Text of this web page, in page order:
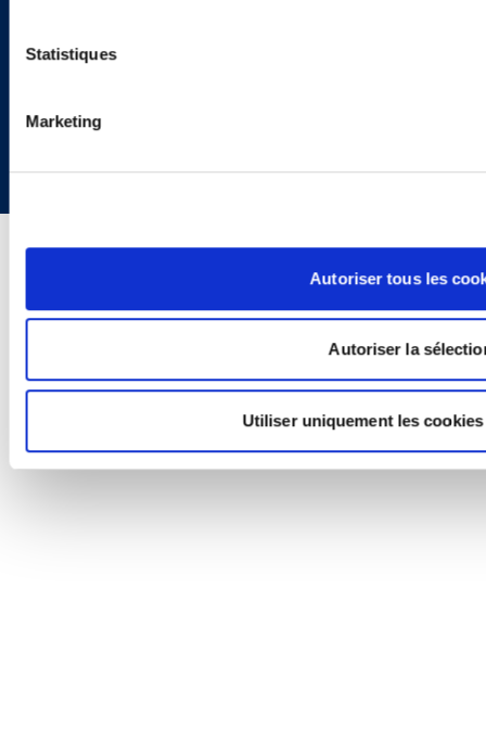
Statistiques
Marketing
Autoriser tous les
Autoriser la
Utiliser uniquement les
Copyright © 2026 | Ogletree Deakins